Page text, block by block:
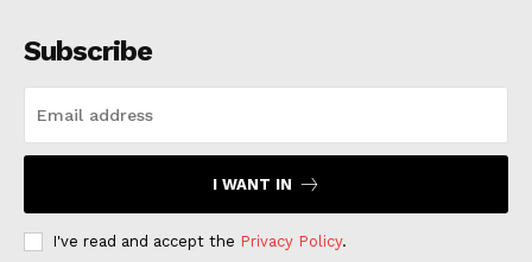
Subscribe
I WANT IN
I've read and accept the Privacy Policy.